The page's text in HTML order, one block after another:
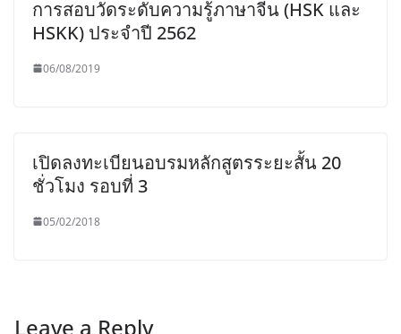
การสอบวัดระดับความรู้ภาษาจีน (HSK และ
HSKK) ประจำปี 2562
06/08/2019
เปิดลงทะเบียนอบรมหลักสูตรระยะสั้น 20
ชั่วโมง รอบที่ 3
05/02/2018
Leave a Reply